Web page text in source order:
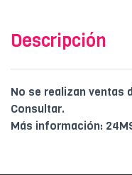
Descripción
No se realizan ventas
Consultar.
Más información: